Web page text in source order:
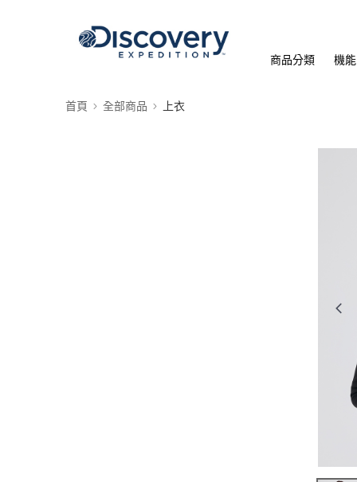
商品分類 機能
首頁 全部商品 上衣